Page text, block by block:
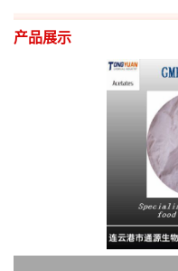
产品展示